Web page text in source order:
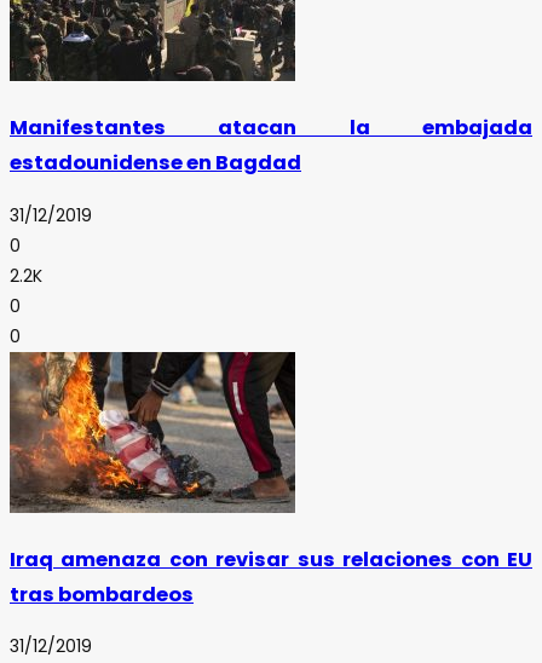
Manifestantes atacan la embajada
estadounidense en Bagdad
31/12/2019
0
2.2K
0
0
Iraq amenaza con revisar sus relaciones con EU
tras bombardeos
31/12/2019